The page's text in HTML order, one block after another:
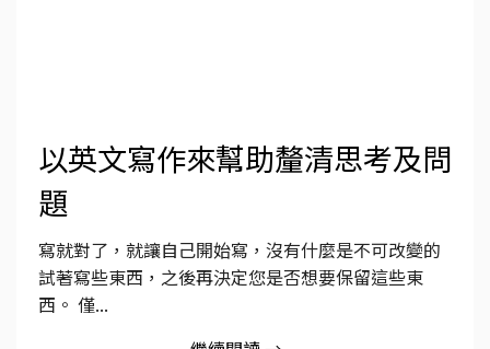
以英文寫作來幫助釐清思考及問
題
寫就對了，就讓自己開始寫，沒有什麼是不可改變的
試著寫些東西，之後再決定您是否想要保留這些東
西。 僅...